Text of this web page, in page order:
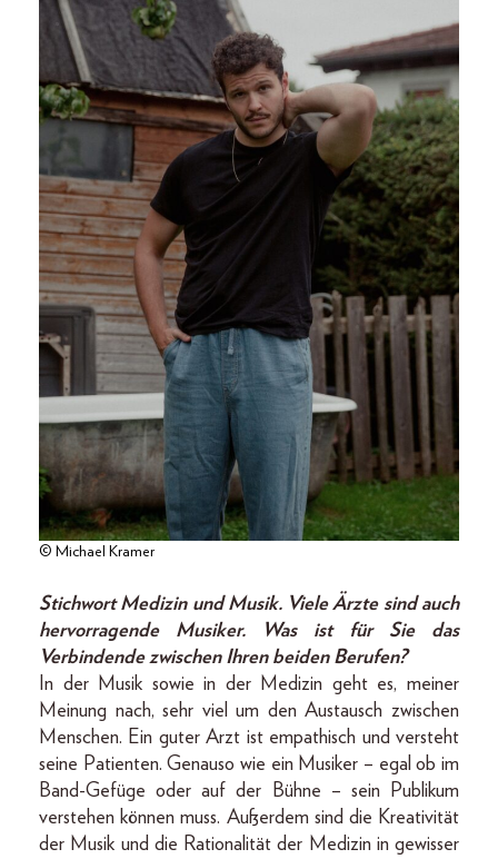
© Michael Kramer
Stichwort Medizin und Musik. Viele Ärzte sind auch
hervorragende Musiker. Was ist für Sie das
Verbindende zwischen Ihren beiden Berufen?
In der Musik sowie in der Medizin geht es, meiner
Meinung nach, sehr viel um den Austausch zwischen
Menschen. Ein guter Arzt ist empathisch und versteht
seine Patienten. Genauso wie ein Musiker – egal ob im
Band-Gefüge oder auf der Bühne – sein Publikum
verstehen können muss. Außerdem sind die Kreativität
der Musik und die Rationalität der Medizin in gewisser